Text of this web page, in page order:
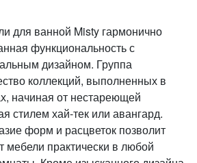
для ванной Misty гармонично
функциональность с
дизайном. Группа
коллекций, выполненных в
начиная от нестареющей
стилем хай-тек или авангард.
форм и расцветок позволит
мебели практически в любой